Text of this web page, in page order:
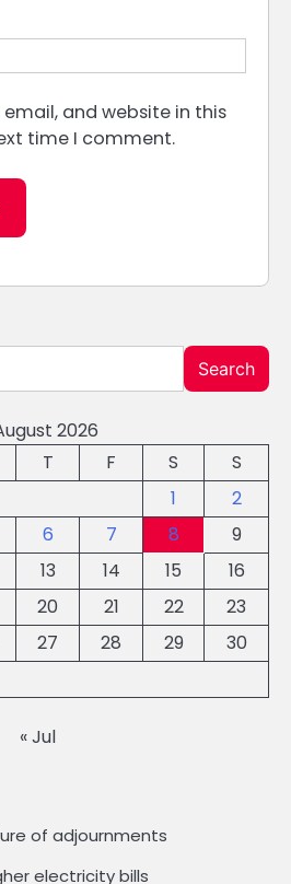
and website in this
time I comment.
Search
2026
T F S
S
1
2
6 7 8
9
13 14 15
16
20 21 22
23
27 28 29
30
« Jul
of adjournments
electricity bills